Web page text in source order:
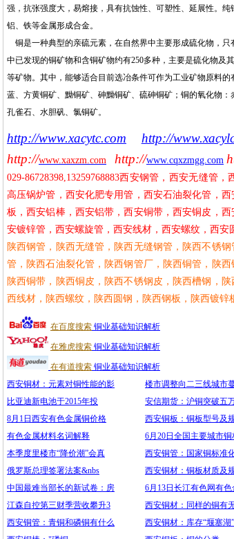
强，抗张强度大，易熔接，具有抗蚀性、可塑性、延展性。
铝、铁等金属形成合金。
铜是一种典型的亲硫元素，在自然界中主要形成硫化物，
中已发现的铜矿物和含铜矿物约有250多种，主要是硫化物及
等矿物。其中，能够适合目前选冶条件可作为工业矿物原料
蓝、方黄铜矿、黝铜矿、砷黝铜矿、硫砷铜矿；铜的氧化物
孔雀石、水胆矾、氯铜矿。
http://www.xacytc.com http://
http://www.xaxzm.com http://www.cqxzmgg.com
029-86728398,13259768883西安钢管，西安无缝管，
高压锅炉管，西安化肥专用管，西安石油裂化管，
板，西安铝棒，西安铝带，西安铜带，西安铜皮，
安镀锌管，西安螺旋管，西安线材，西安螺纹，西安
陕西钢管，陕西无缝管，陕西无缝钢管，陕西不锈
管，陕西石油裂化管，陕西钢管厂，陕西铜管，陕
陕西铜带，陕西铜皮，陕西不锈钢皮，陕西槽钢，
西线材，陕西螺纹，陕西圆钢，陕西钢板，陕西镀锌
在百度搜索 铜业基础知识解析
在雅虎搜索 铜业基础知识解析
在有道搜索 铜业基础知识解析
西安铜材：元素对铜性能的影
比亚迪新电池于2015年投
8月1日西安有色金属铜价格
有色金属材料名词解释
本季度里楼市“降价潮”会真
俄罗斯总理签署法案&nbs
中国最难当部长的新试卷：房
江森自控第三财季营收攀升3
西安铜管：青铜和磷铜有什么
楼市调整向二三线城市
安信期货：沪铜突破五
西安铜板：铜板型号及
6月20日全国主要城市铜
西安铜管：国家铜标准
西安铜材：铜板材质及
6月13日长江有色网有色
西安铜材：同样的铜有
西安铜材：库存“堰塞湖